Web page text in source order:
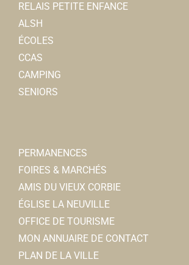
RELAIS PETITE ENFANCE
ALSH
ÉCOLES
CCAS
CAMPING
SENIORS
PERMANENCES
FOIRES & MARCHÉS
AMIS DU VIEUX CORBIE
ÉGLISE LA NEUVILLE
OFFICE DE TOURISME
MON ANNUAIRE DE CONTACT
PLAN DE LA VILLE